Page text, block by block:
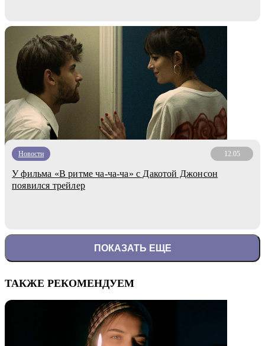
Новости 12.05
У фильма «В ритме ча-ча-ча» с Дакотой Джонсон
появился трейлер
ПОКАЗАТЬ ЕЩЕ
ТАКЖЕ РЕКОМЕНДУЕМ